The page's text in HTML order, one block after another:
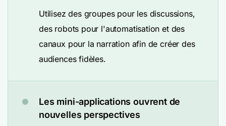
Utilisez des groupes pour les discussions,
des robots pour l'automatisation et des
canaux pour la narration afin de créer des
audiences fidèles.
Les mini-applications ouvrent de
nouvelles perspectives